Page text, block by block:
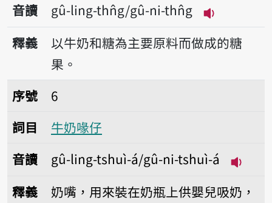
音讀
gû-ling-thn̂g/gû-ni-thn̂g
播放音讀
釋義
以牛奶和糖為主要原料而做成的糖
果。
序號6牛奶喙仔
序號
6
詞目
牛奶喙仔
音讀
gû-ling-tshuì-á/gû-ni-tshuì-á
釋義
奶嘴，用來裝在奶瓶上供嬰兒吸奶，